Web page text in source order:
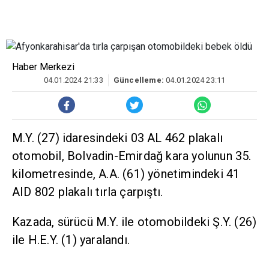
Haber Merkezi
04.01.2024 21:33 Güncelleme: 04.01.2024 23:11
M.Y. (27) idaresindeki 03 AL 462 plakalı
otomobil, Bolvadin-Emirdağ kara yolunun 35.
kilometresinde, A.A. (61) yönetimindeki 41
AID 802 plakalı tırla çarpıştı.
Kazada, sürücü M.Y. ile otomobildeki Ş.Y. (26)
ile H.E.Y. (1) yaralandı.